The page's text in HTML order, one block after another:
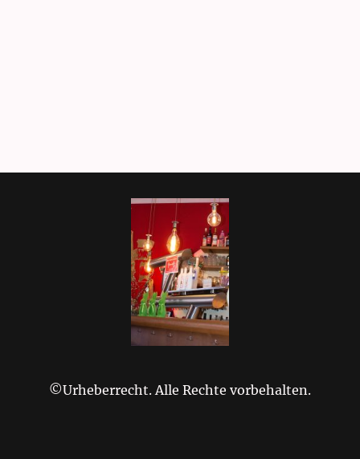
©Urheberrecht. Alle Rechte vorbehalten.